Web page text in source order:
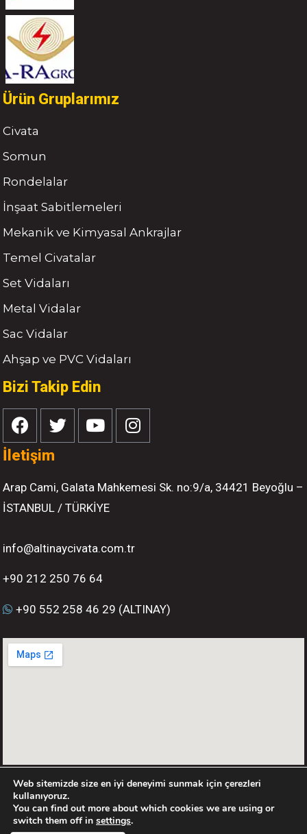
Ürün Gruplarımız
Civata
Somun
Rondelalar
İnşaat Sabitlemeleri
Mekanik ve Kimyasal Ankrajlar
Temel Civatalar
Set Vidaları
Metal Vidalar
Sac Vidalar
Ahşap ve PVC Vidaları
Bizi Takip Edin
İletişim
Arap Cami, Galata Mahkemesi Sk. no:9/a, 34421 Beyoğlu –
İSTANBUL / TÜRKİYE
info@altinaycivata.com.tr
+90 212 250 76 64
+90 552 258 46 29 (ALTINAY)
Web sitemizde size en iyi deneyimi sunmak için çerezleri
kullanıyoruz.
You can find out more about which cookies we are using or
switch them off in settings.